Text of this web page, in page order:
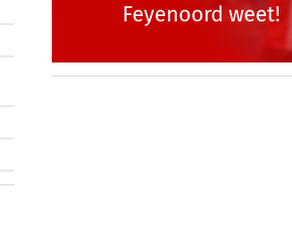
Feyenoord weet!